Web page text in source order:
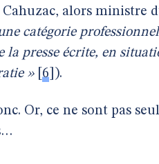
alors ministre
catégorie
la presse écrite, en
»[ 6 ).
Or, ce ne sont pas